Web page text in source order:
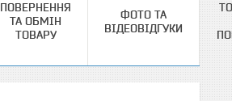
ПОВЕРНЕННЯ
ТА ОБМІН
ТОВАРУ
ФОТО ТА
ВІДЕОВІДГУКИ